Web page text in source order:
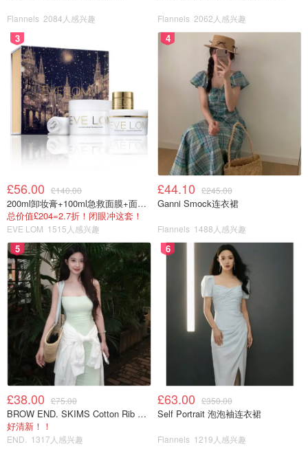
Flannels 2084人感兴趣 Flannels 2062人感兴趣
3
£56.00 £140.00
200ml卸妆膏+100ml急救面膜+面霜+洁颜布
总价值£204=2.7折！闭眼冲这套！
EVE LOM 1515人感兴趣
4
£44.10 £245.00
Ganni Smock连衣裙
Flannels 1488人感兴趣
5
£38.00 £75.00
BROW END. SKIMS Cotton Rib 长款背心连衣裙 薄荷绿
好清新！！
END. 1317人感兴趣
6
£63.00 £350.00
Self Portrait 泡泡袖连衣裙
Flannels 1219人感兴趣